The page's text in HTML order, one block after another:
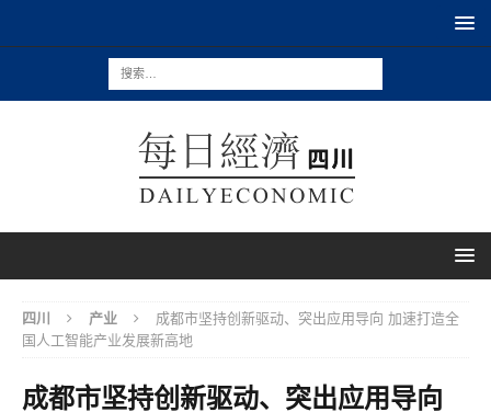
四川 产业
成都市坚持创新驱动、突出应用导向 加速打造全
国人工智能产业发展新高地
成都市坚持创新驱动、突出应用导向